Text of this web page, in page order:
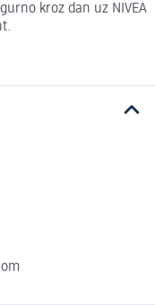
kroz dan uz NIVEA